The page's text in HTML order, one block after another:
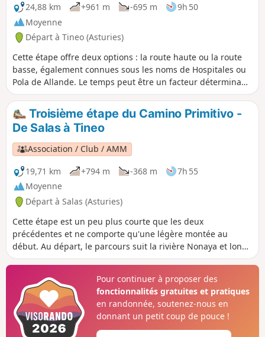
24,88 km
+961 m -695 m
9h 50
Moyenne
Départ à Tineo (Asturies)
Cette étape offre deux options : la route haute ou la route
basse, également connues sous les noms de Hospitales ou
Pola de Allande. Le temps peut être un facteur déterminant,
car la route la plus haute est assez exposée. En revanche, la
route la plus basse est plus longue (17,9 km contre 15 km).
On recommande la route des Hospitales, car elle semble
plus authentique et comporte moins de bitume.
Troisième étape du Camino Primitivo -
De Salas à Tineo
Association / Club / AMM
19,71 km
+794 m -368 m
7h 55
Moyenne
Départ à Salas (Asturies)
Cette étape est un peu plus courte que les deux
précédentes et ne comporte qu'une légère montée au
début. Au départ, le parcours suit la rivière Nonaya et longe
la Sierra de Bodenaya. Après avoir traversé la rivière
vallée avec la Sierra de Tineo sur notre droite. Il y a
beaucoup à voir et quelques villages à explorer, espérons
juste qu'il ne pleuve pas.
Pour continuer à proposer des
fonctionnalités gratuites et pratiques
en randonnée, soutenez-nous en
donnant un petit coup de pouce !